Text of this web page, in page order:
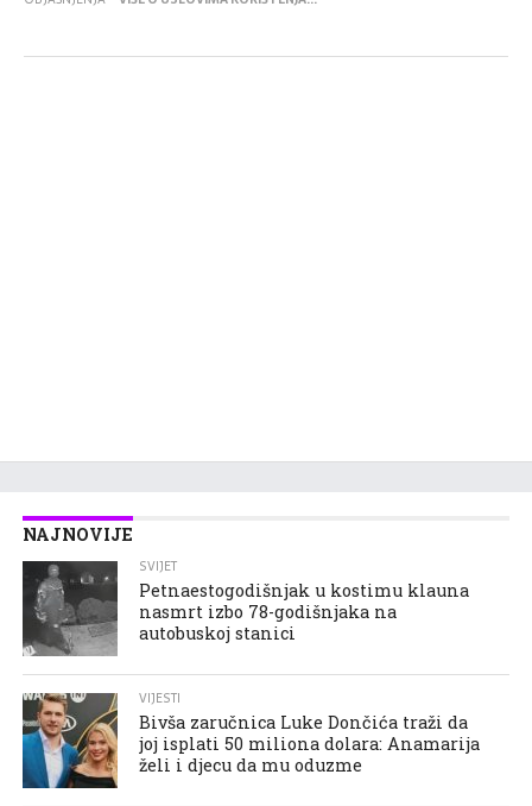
NAJNOVIJE
SVIJET
Petnaestogodišnjak u kostimu klauna
nasmrt izbo 78-godišnjaka na
autobuskoj stanici
VIJESTI
Bivša zaručnica Luke Dončića traži da
joj isplati 50 miliona dolara: Anamarija
želi i djecu da mu oduzme